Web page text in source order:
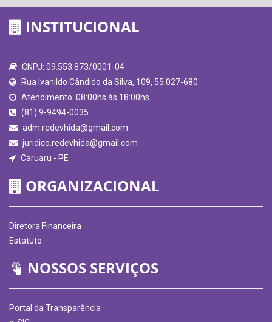
INSTITUCIONAL
CNPJ: 09.553.873/0001-04
Rua Ivanildo Cândido da Silva, 109, 55.027-680
Atendimento: 08:00hs às 18:00hs
(81) 9-9494-0035
adm.redevhida@gmail.com
juridico.redevhida@gmail.com
Caruaru - PE
ORGANIZACIONAL
Diretora Financeira
Estatuto
NOSSOS SERVIÇOS
Portal da Transparência